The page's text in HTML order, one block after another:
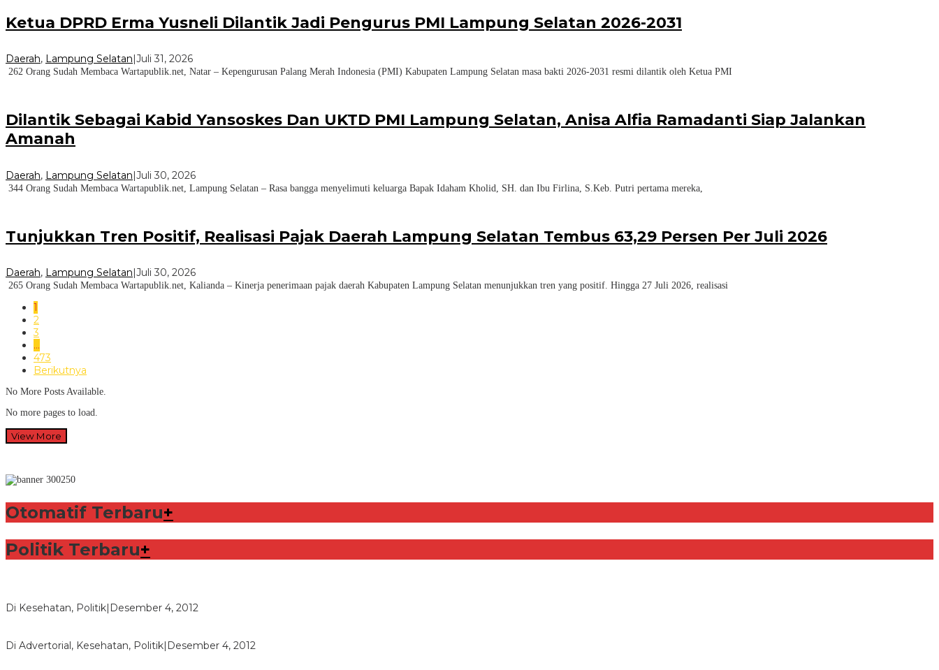
Ketua DPRD Erma Yusneli Dilantik Jadi Pengurus PMI Lampung Selatan 2026-2031
Daerah, Lampung Selatan|Juli 31, 2026
262 Orang Sudah Membaca Wartapublik.net, Natar – Kepengurusan Palang Merah Indonesia (PMI) Kabupaten Lampung Selatan masa bakti 2026-2031 resmi dilantik oleh Ketua PMI
Dilantik Sebagai Kabid Yansoskes Dan UKTD PMI Lampung Selatan, Anisa Alfia Ramadanti Siap Jalankan
Amanah
Daerah, Lampung Selatan|Juli 30, 2026
344 Orang Sudah Membaca Wartapublik.net, Lampung Selatan – Rasa bangga menyelimuti keluarga Bapak Idaham Kholid, SH. dan Ibu Firlina, S.Keb. Putri pertama mereka,
Tunjukkan Tren Positif, Realisasi Pajak Daerah Lampung Selatan Tembus 63,29 Persen Per Juli 2026
Daerah, Lampung Selatan|Juli 30, 2026
265 Orang Sudah Membaca Wartapublik.net, Kalianda – Kinerja penerimaan pajak daerah Kabupaten Lampung Selatan menunjukkan tren yang positif. Hingga 27 Juli 2026, realisasi
1
2
3
…
473
Berikutnya
No More Posts Available.
No more pages to load.
View More
Otomatif Terbaru+
Politik Terbaru+
Di Kesehatan, Politik| Desember 4, 2012
Di Advertorial, Kesehatan, Politik| Desember 4, 2012